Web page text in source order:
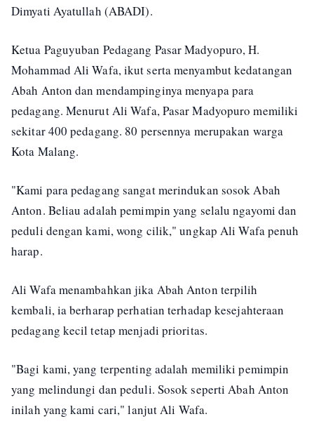
Dimyati Ayatullah (ABADI).
Ketua Paguyuban Pedagang Pasar Madyopuro, H.
Mohammad Ali Wafa, ikut serta menyambut kedatangan
Abah Anton dan mendampinginya menyapa para
pedagang. Menurut Ali Wafa, Pasar Madyopuro memiliki
sekitar 400 pedagang. 80 persennya merupakan warga
Kota Malang.
"Kami para pedagang sangat merindukan sosok Abah
Anton. Beliau adalah pemimpin yang selalu ngayomi dan
peduli dengan kami, wong cilik," ungkap Ali Wafa penuh
harap.
Ali Wafa menambahkan jika Abah Anton terpilih
kembali, ia berharap perhatian terhadap kesejahteraan
pedagang kecil tetap menjadi prioritas.
"Bagi kami, yang terpenting adalah memiliki pemimpin
yang melindungi dan peduli. Sosok seperti Abah Anton
inilah yang kami cari," lanjut Ali Wafa.